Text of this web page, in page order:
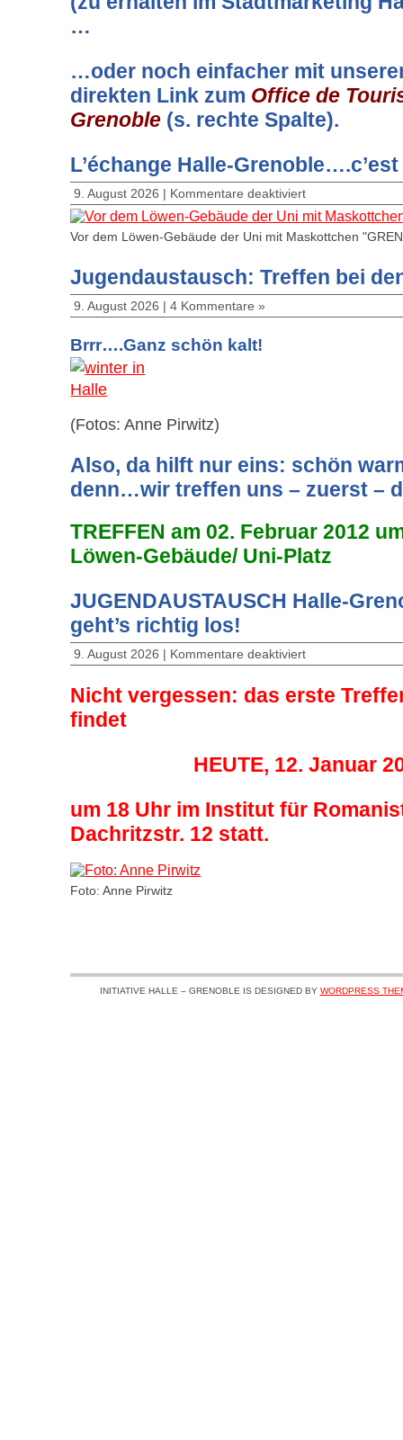
…
…oder noch einfacher mit
direkten Link zum Office de
Grenoble (s. rechte Spalte).
L’échange Halle-Grenoble….c’est
9. August 2026 | Kommentare deaktiviert
Vor dem Löwen-Gebäude der Uni mit Maskottchen
Jugendaustausch: Treffen bei
9. August 2026 |4 Kommentare »
Brrr….Ganz schön kalt!
(Fotos: Anne Pirwitz)
Also, da hilft nur eins: schön
denn…wir treffen uns – zuerst –
TREFFEN am 02. Februar 2012
Löwen-Gebäude/ Uni-Platz
JUGENDAUSTAUSCH Halle-
geht’s richtig los!
9. August 2026 | Kommentare deaktiviert
Nicht vergessen: das erste
findet
HEUTE, 12. Januar
um 18 Uhr im Institut für
Dachritzstr. 12 statt.
Foto: Anne Pirwitz
INITIATIVE HALLE – GRENOBLE IS DESIGNED BY WORDPRESS